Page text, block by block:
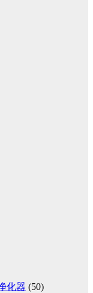
化器 (50)